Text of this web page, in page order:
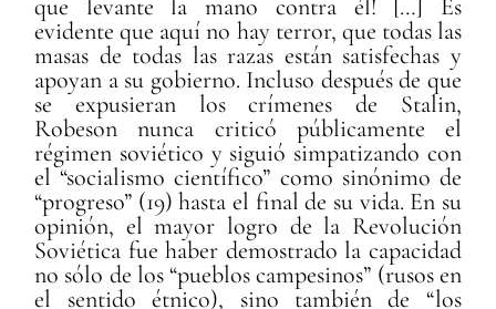
que levante la mano contra él! […] Es
evidente que aquí no hay terror, que todas las
masas de todas las razas están satisfechas y
apoyan a su gobierno. Incluso después de que
se expusieran los crímenes de Stalin,
Robeson nunca criticó públicamente el
régimen soviético y siguió simpatizando con
el “socialismo científico” como sinónimo de
“progreso” (19) hasta el final de su vida. En su
opinión, el mayor logro de la Revolución
Soviética fue haber demostrado la capacidad
no sólo de los “pueblos campesinos” (rusos en
el sentido étnico), sino también de “los